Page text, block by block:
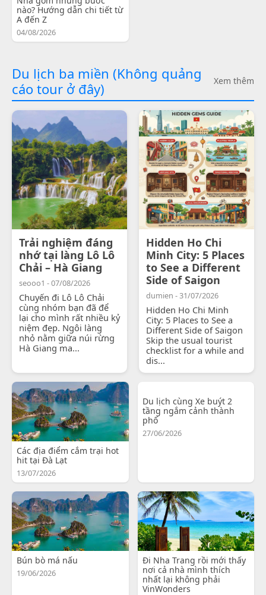
nào? Hướng dẫn chi tiết từ
A đến Z
04/08/2026
Du lịch ba miền (Không quảng
cáo tour ở đây)
Xem thêm
Trải nghiệm đáng
nhớ tại làng Lô Lô
Chải – Hà Giang
seooo1 - 07/08/2026
Chuyến đi Lô Lô Chải
cùng nhóm bạn đã để
lại cho mình rất nhiều kỷ
niệm đẹp. Ngôi làng
nhỏ nằm giữa núi rừng
Hà Giang ma...
Hidden Ho Chi
Minh City: 5 Places
to See a Different
Side of Saigon
dumien - 31/07/2026
Hidden Ho Chi Minh
City: 5 Places to See a
Different Side of Saigon
Skip the usual tourist
checklist for a while and
dis...
Các địa điểm cắm trại hot
hit tại Đà Lạt
13/07/2026
Du lịch cùng Xe buýt 2
tầng ngắm cảnh thành
phố
27/06/2026
Bún bò má nấu
19/06/2026
Đi Nha Trang rồi mới thấy
nơi cả nhà mình thích
nhất lại không phải
VinWonders